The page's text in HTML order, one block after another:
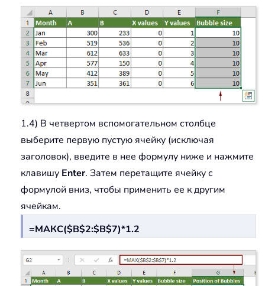
1.4) В четвертом вспомогательном столбце
выберите первую пустую ячейку (исключая
заголовок), введите в нее формулу ниже и нажмите
клавишу Enter. Затем перетащите ячейку с
формулой вниз, чтобы применить ее к другим
ячейкам.
=МАКС($B$2:$B$7)*1.2